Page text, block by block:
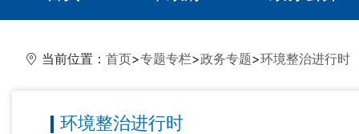
当前位置： 首页>专题专栏>政务专题>环境整治进行时
环境整治进行时